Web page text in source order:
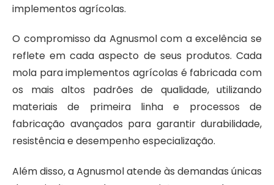
implementos agrícolas.
O compromisso da Agnusmol com a excelência se
reflete em cada aspecto de seus produtos. Cada
mola para implementos agrícolas é fabricada com
os mais altos padrões de qualidade, utilizando
materiais de primeira linha e processos de
fabricação avançados para garantir durabilidade,
resistência e desempenho especialização.
Além disso, a Agnusmol atende às demandas únicas